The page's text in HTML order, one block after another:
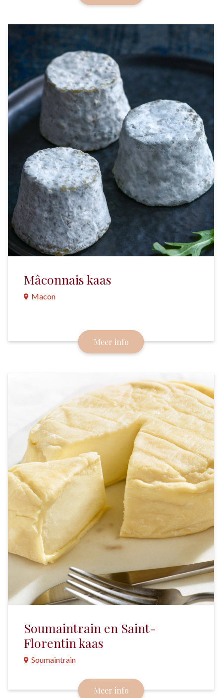
Mâconnais kaas
Macon
leverden, maakten de boeren in de Mâconnais
kleine kaasjes.
Meer info
Soumaintrain en Saint-
Florentin kaas
Soumaintrain
Soumantrain en z'n jongere versie Saint-Florentin
worden al eeuwenlang gemaakt in de buurt van de
Meer info